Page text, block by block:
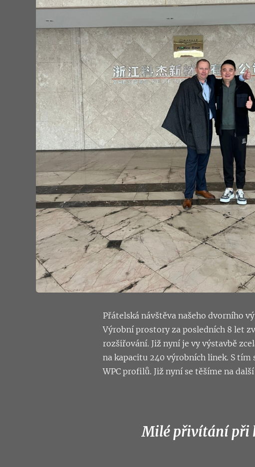
Přátelská návštěva našeho dvorního
Výrobní prostory za posledních 8 let
rozšiřování. Již nyní je vy výstavbě
na kapacitu 240 výrobních linek. S
WPC profilů. Již nyní se těšíme na
Milé přivítání při